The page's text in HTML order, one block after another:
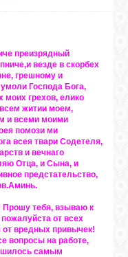
преизрядный
везде в скорбех
грешному и
Господа Бога,
моих грехов, елико
житии моем,
и всеми моими
помози ми
всея твари Содетеля,
и вечнаго
Отца, и Сына, и
предстательство,
Прошу тебя, взываю к
от всех
от вредных привычек!
вопросы на работе,
самым